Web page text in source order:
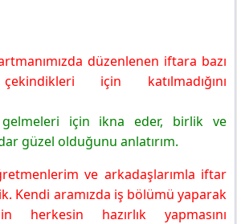
düzenlenen iftara bazı
için katılmadığını
gelmeleri için ikna eder, birlik ve
güzel olduğunu anlatırım.
ve arkadaşlarımla iftar
Kendi aramızda iş bölümü yaparak
herkesin hazırlık yapmasını